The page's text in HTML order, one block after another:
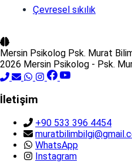
Çevresel sıkılık
Mersin Psikolog Psk. Murat
2026 Mersin Psikolog - Psk.
İletişim
+90 533 396 4454
WhatsApp
Instagram